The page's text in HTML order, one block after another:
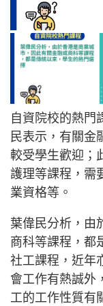
自資院校的熱門
民表示，有關金
較受學生歡迎；
護理等課程，需
業資格等。
葉偉民分析，由
商科等課程，都
社工課程，近年
會工作有熱誠外
工的工作性質有